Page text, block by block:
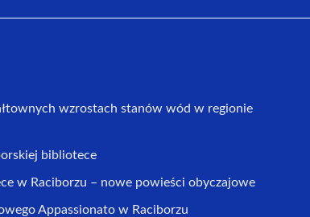
wzrostach stanów wód w regionie
bibliotece
w Raciborzu – nowe powieści obyczajowe
Appassionato w Raciborzu